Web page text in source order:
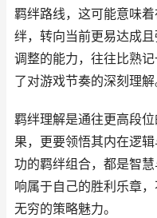
羁绊路线，这可能意味
绊，转向当前更易达成
调整的能力，往往比熟
了对游戏节奏的深刻理解
羁绊理解是通往更高段
果，更要领悟其内在逻
功的羁绊组合，都是智
响属于自己的胜利乐章
无穷的策略魅力。